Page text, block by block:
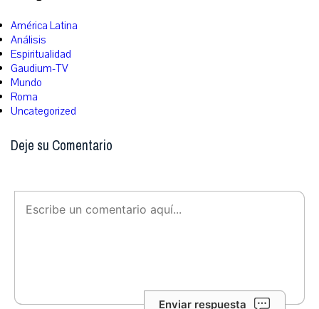
América Latina
Análisis
Espiritualidad
Gaudium-TV
Mundo
Roma
Uncategorized
Deje su Comentario
Enviar respuesta